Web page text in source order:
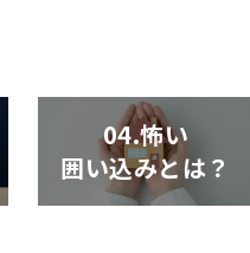
04.怖い
囲い込みとは？